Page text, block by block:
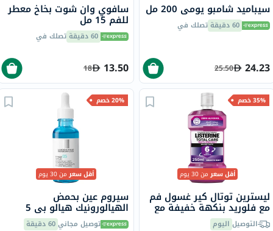
سيباميد شامبو يومي 200 مل
60 دقيقة تصلك في
24.23
25.50
سافوي وان شوت بخاخ معطر
للفم 15 مل
60 دقيقة تصلك في
13.50
18
35% خصم
أقل سعرمن 30 يوم
ليسترين توتال كير غسول فم
مع فلوريد بنكهة خفيفة مع
تركيبة خالية من الكحول 250 التوصيل اليوم
20% خصم
أقل سعرمن 30 يوم
سيروم عين بحمض
الهيالورونيك هيالو بي 5
لاروش بوزيه، مضاد للشيخوخة
توصيل مجاني60 دقيقة